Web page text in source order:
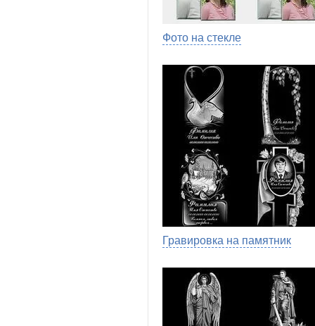
Фото на стекле
Гравировка на памятник